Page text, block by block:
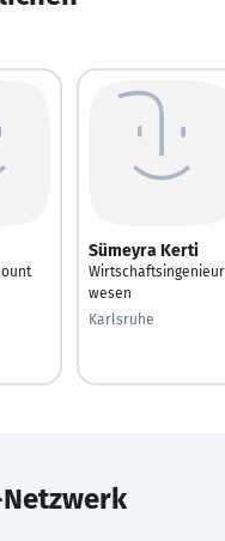
Sümeyra Kerti
Wirtschaftsingenieur
wesen
Karlsruhe
Netzwerk